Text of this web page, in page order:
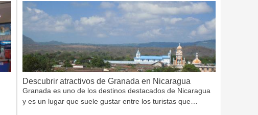
Descubrir atractivos de Granada en Nicaragua
Granada es uno de los destinos destacados de Nicaragua
y es un lugar que suele gustar entre los turistas que…